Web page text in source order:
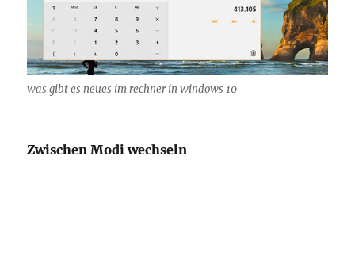
was gibt es neues im rechner in windows 10
Zwischen Modi wechseln